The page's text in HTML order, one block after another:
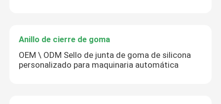
Anillo de cierre de goma
OEM \ ODM Sello de junta de goma de silicona
personalizado para maquinaria automática